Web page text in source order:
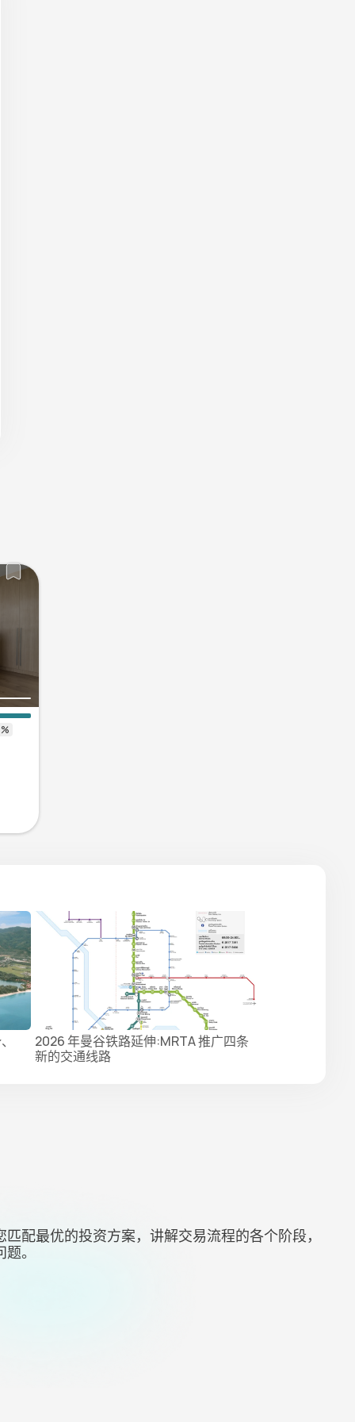
2026 年曼谷铁路延伸:MRTA 推广四条
新的交通线路
配最优的投资方案，讲解交易流程的各个阶段，
。